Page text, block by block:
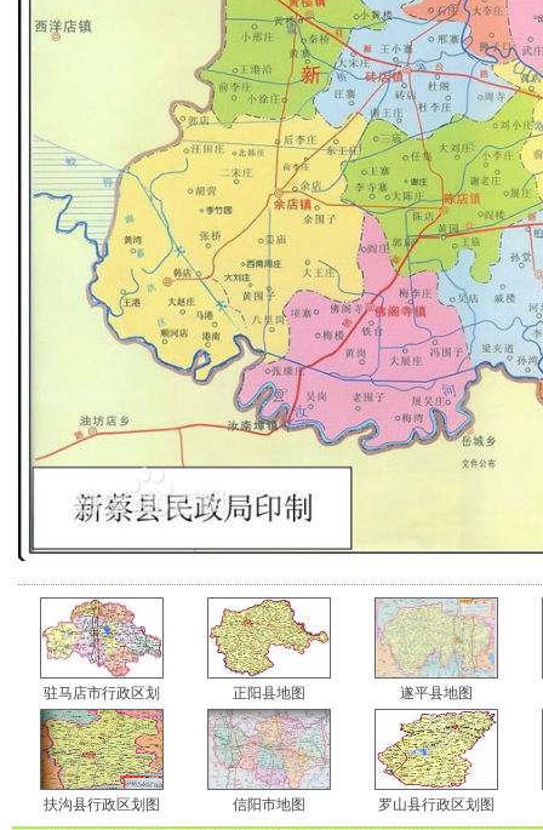
驻马店市行政区划 正阳县地图 遂平县地图
扶沟县行政区划图 信阳市地图 罗山县行政区划图